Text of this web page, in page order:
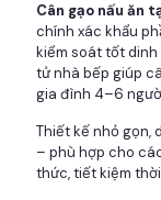
Cân gạo nấu ăn
chính xác khẩu
kiểm soát tốt dinh
tử nhà bếp giúp
gia đình 4–6
Thiết kế nhỏ gọn,
– phù hợp cho
thức, tiết kiệm